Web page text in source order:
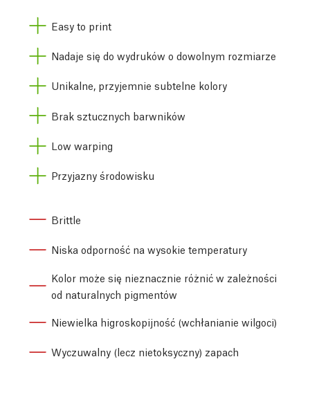
Easy to print
Nadaje się do wydruków o dowolnym rozmiarze
Unikalne, przyjemnie subtelne kolory
Brak sztucznych barwników
Low warping
Przyjazny środowisku
Brittle
Niska odporność na wysokie temperatury
Kolor może się nieznacznie różnić w zależności
od naturalnych pigmentów
Niewielka higroskopijność (wchłanianie wilgoci)
Wyczuwalny (lecz nietoksyczny) zapach